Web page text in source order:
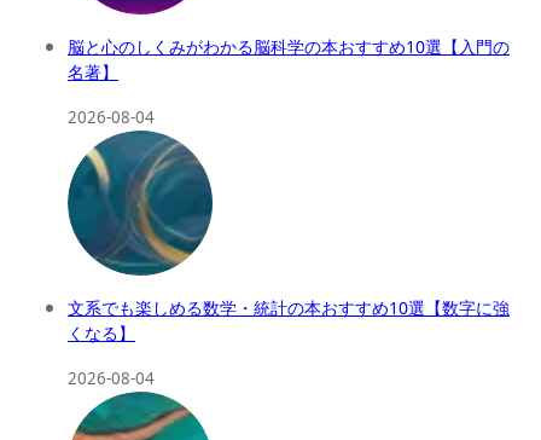
脳と心のしくみがわかる脳科学の本おすすめ10選【入門の
名著】
2026-08-04
文系でも楽しめる数学・統計の本おすすめ10選【数字に強
くなる】
2026-08-04